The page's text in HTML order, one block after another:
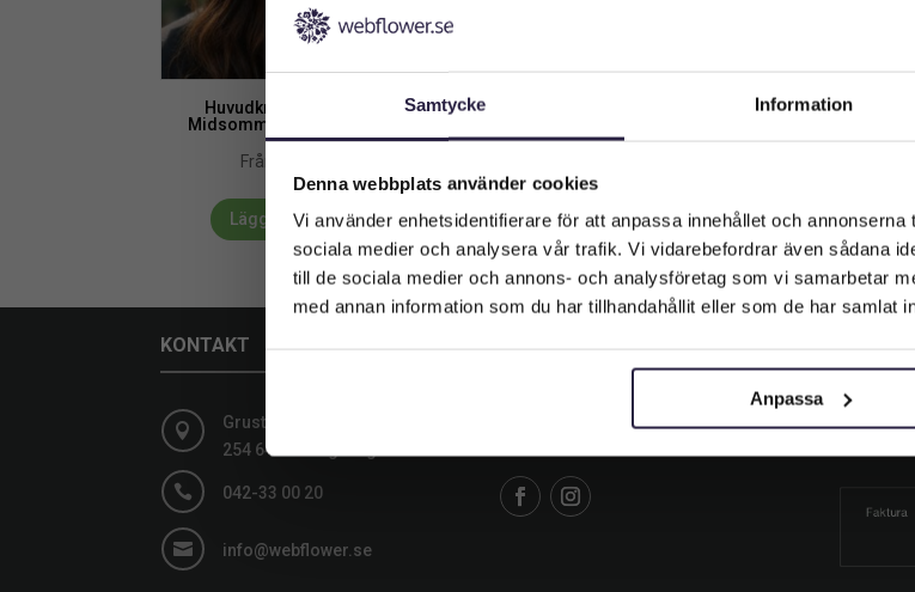
Samtycke Information
Denna webbplats använder cookies
Vi använder enhetsidentifierare för att anpassa innehållet och
sociala medier och analysera vår trafik. Vi vidarebefordrar även sådana
till de sociala medier och annons- och analysföretag som vi samarbetar
med annan information som du har tillhandahållit eller som de har samlat
Anpassa
Huvudkrans | Konstgjord
Midsommar blåklocka 25 cm
Från:
Lägg till i varukorg Lägg till i varukorg
KONTAKT

Grustagsgatan 13,
254 64 Helsingborg
 042-33 00 20
 info@webflower.se
SOCIALA MEDIER
Följ oss och gilla oss på sociala
BETALA
Hos oss
Välkommen till
Vilken typ av kund är du? Du kan alltid justera
Företagskund (exkl. moms)